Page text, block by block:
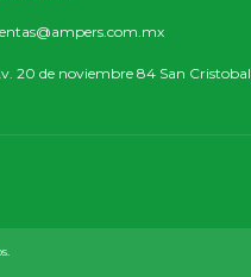
20 de noviembre 84 San Cristobal